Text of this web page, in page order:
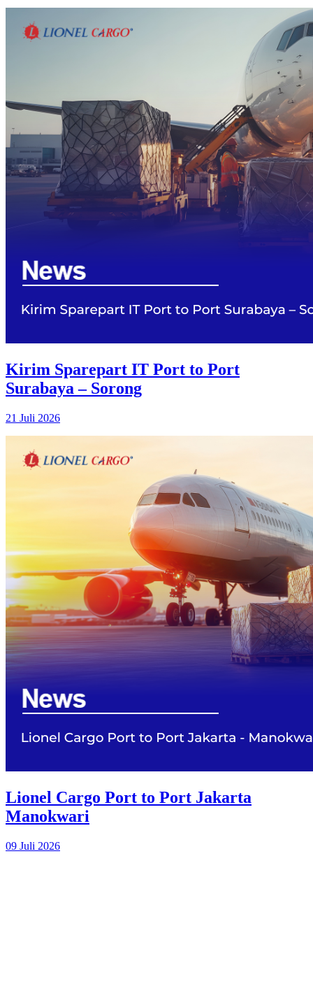
Kirim Sparepart IT Port to Port
Surabaya – Sorong
21 Juli 2026
Lionel Cargo Port to Port Jakarta
Manokwari
09 Juli 2026